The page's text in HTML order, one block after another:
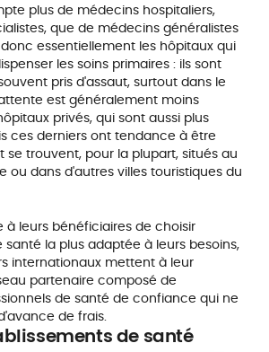
plus de médecins hospitaliers,
que de médecins généralistes
essentiellement les hôpitaux qui
les soins primaires : ils sont
pris d'assaut, surtout dans le
est généralement moins
privés, qui sont aussi plus
ces derniers ont tendance à être
se trouvent, pour la plupart, situés au
ou dans d'autres villes touristiques du
à leurs bénéficiaires de choisir
la plus adaptée à leurs besoins,
internationaux mettent à leur
partenaire composé de
de santé de confiance qui ne
de frais.
de santé